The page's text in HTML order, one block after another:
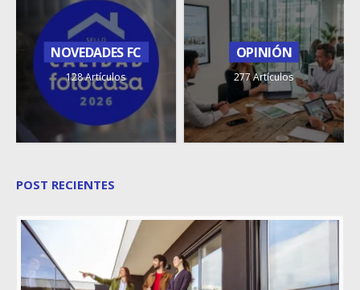
NOVEDADES FC
128 Artículos
OPINIÓN
277 Artículos
POST RECIENTES